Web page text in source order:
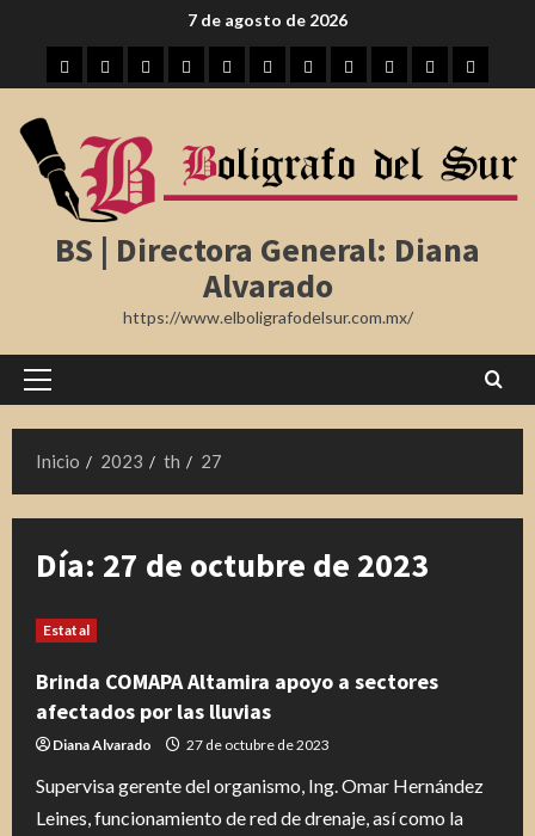
contenido
7 de agosto de 2026
InicioTampicoMaderoAltamiraTamaulipas
RegiónNota MéxicoInternacional
Farándula
BS | Directora General: Diana
Alvarado
https://www.elboligrafodelsur.com.mx/
Menú
Inicio
2023 th 27
Día: 27 de octubre de 2023
Estatal
Brinda COMAPA Altamira apoyo a sectores
afectados por las lluvias
Diana Alvarado 27 de octubre de 2023
Supervisa gerente del organismo, Ing. Omar Hernández
Leines, funcionamiento de red de drenaje, así como la